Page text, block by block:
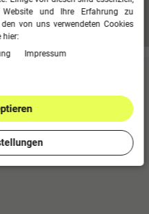
»
noch keine
und Ihre Erfahrung zu
von uns verwendeten Cookies
hier:
Impressum